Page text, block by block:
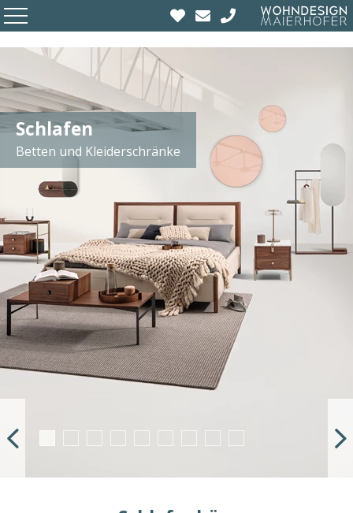
Schlafen
Betten und Kleiderschränke